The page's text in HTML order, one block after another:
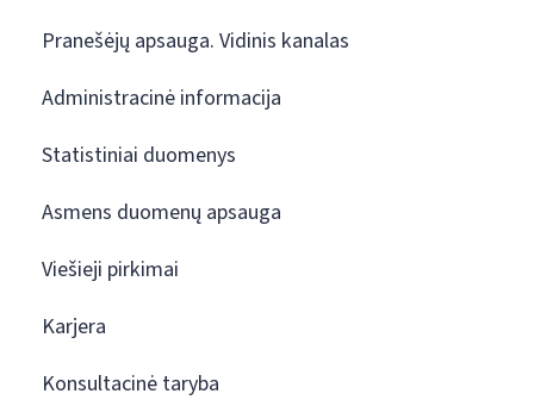
Pranešėjų apsauga. Vidinis kanalas
Administracinė informacija
Statistiniai duomenys
Asmens duomenų apsauga
Viešieji pirkimai
Karjera
Konsultacinė taryba